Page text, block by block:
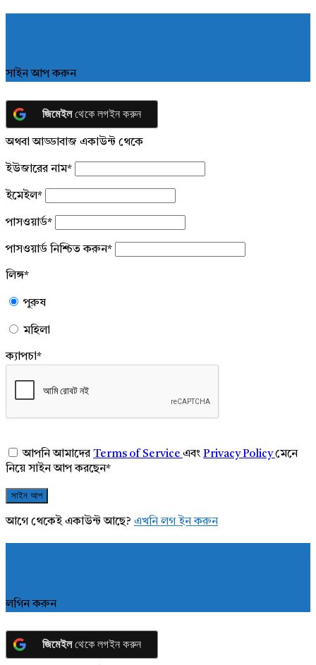
সাইন আপ করুন
জিমেইলথেকে লগইন করুন
অথবা আড্ডাবাজ একাউন্ট থেকে
ইউজারের নাম*
ইমেইল*
পাসওয়ার্ড*
পাসওয়ার্ড নিশ্চিত করুন*
লিঙ্গ*
পুরুষ
মহিলা
ক্যাপচা*
আপনি আমাদেরTerms of Service এবং Privacy Policyমেনে
নিয়ে সাইন আপ করছেন*
আগে থেকেই একাউন্ট আছে? এখনি লগ ইন করুন
লগিন করুন
জিমেইলথেকে লগইন করুন